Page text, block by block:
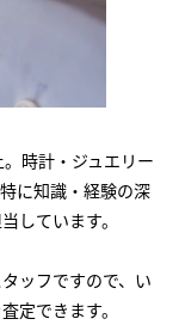
時計・ジュエリー
に知識・経験の深
しています。
ッフですので、い
定できます。